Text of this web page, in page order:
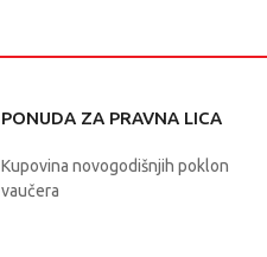
PONUDA ZA PRAVNA LICA
Kupovina novogodišnjih poklon
vaučera